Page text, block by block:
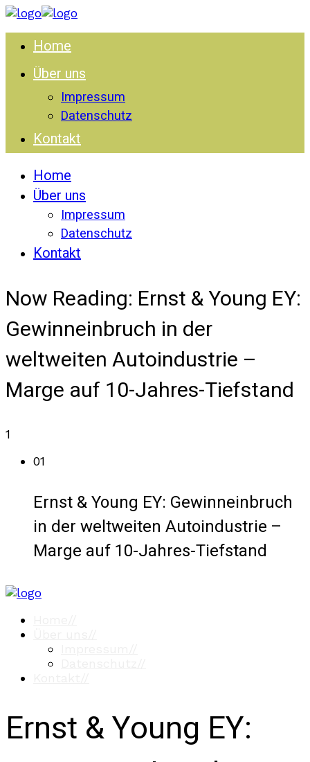
Home
Über uns
Impressum
Datenschutz
Kontakt
Home
Über uns
Impressum
Datenschutz
Kontakt
Now Reading: Ernst & Young EY:
Gewinneinbruch in der
weltweiten Autoindustrie –
Marge auf 10-Jahres-Tiefstand
1
01
Ernst & Young EY: Gewinneinbruch
in der weltweiten Autoindustrie –
Marge auf 10-Jahres-Tiefstand
Ernst & Young EY: